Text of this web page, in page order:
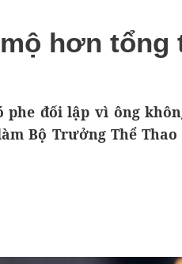
hơn tổng
phe đối lập vì ông
Bộ Trưởng Thể